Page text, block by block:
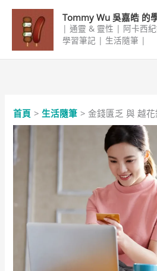
Tommy Wu 吳嘉皓 的
| 通靈 & 靈性 | 阿卡西
學習筆記 | 生活隨筆 |
首頁 生活隨筆 金錢匱乏 與 越